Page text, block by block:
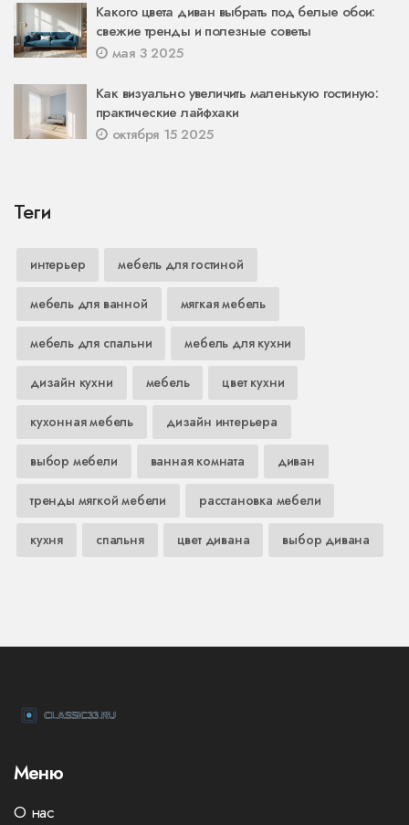
Какого цвета диван выбрать под белые обои:
свежие тренды и полезные советы
мая 3 2025
Как визуально увеличить маленькую гостиную:
практические лайфхаки
октября 15 2025
Теги
интерьер мебель для гостиной
мебель для ванной мягкая мебель
мебель для спальни мебель для кухни
дизайн кухни мебель цвет кухни
кухонная мебель дизайн интерьера
выбор мебели ванная комната диван
тренды мягкой мебели расстановка мебели
кухня спальня цвет дивана выбор дивана
Меню
О нас